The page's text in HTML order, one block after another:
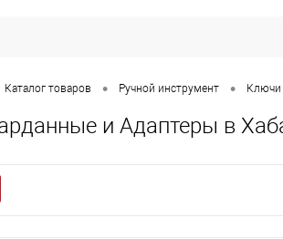
Каталог товаров • Ручной инструмент • Ключи
и Адаптеры в